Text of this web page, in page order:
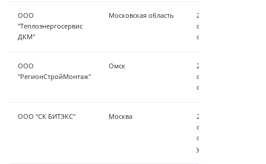
ООО
"Теплоэнергосервис
ДКМ"
Московская область
2.5 м³/час -
очистки,станция
обезжелезивания
ООО
"РегионСтройМонтаж"
Омск
2.5 м³/час -
очистки, станция
обезжелезивания
ООО "СК БИТЭКС" Москва
2.5 м³/час установка
очистки, станция
обезжелезивания,
установка